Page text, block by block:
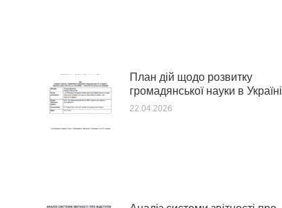
План дій щодо розвитку
громадянської науки в Україні
22.04.2026